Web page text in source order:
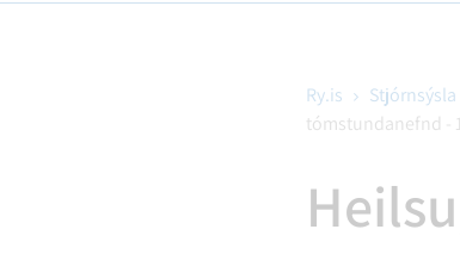
LÍFIÐ Í RANGÁRÞINGI YTRA
Ry.is Stjórnsýsla
tómstundanefnd -